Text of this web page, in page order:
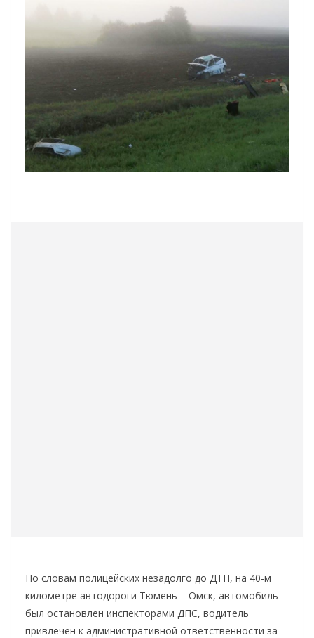
По словам полицейских незадолго до ДТП, на 40-м
километре автодороги Тюмень – Омск, автомобиль
был остановлен инспекторами ДПС, водитель
привлечен к административной ответственности за